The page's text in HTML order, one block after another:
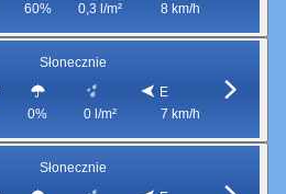
60% 0,3 l/m²
8 km/h
Słonecznie
0% 0 l/m²
E
7 km/h
Słonecznie